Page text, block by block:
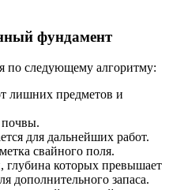
фундамент
по следующему алгоритму:
лишних предметов и
почвы.
для дальнейших работ.
свайного поля.
которых превышает
дополнительного запаса.